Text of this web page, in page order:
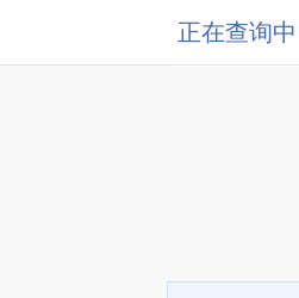
正在查询中